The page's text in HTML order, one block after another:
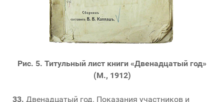
Рис. 5. Титульный лист книги «Двенадцатый год»
(М., 1912)
33. Двенадцатый год. Показания участников и